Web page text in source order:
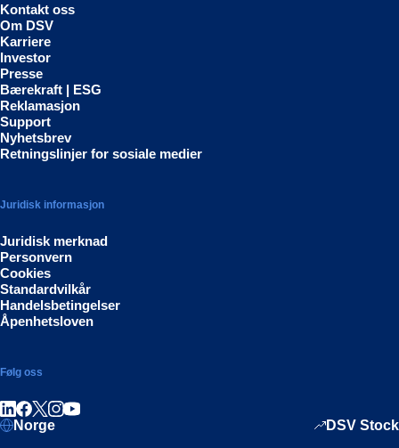
Kontakt oss
Om DSV
Karriere
Investor
Presse
Bærekraft | ESG
Reklamasjon
Support
Nyhetsbrev
Retningslinjer for sosiale medier
Juridisk informasjon
Juridisk merknad
Personvern
Cookies
Standardvilkår
Handelsbetingelser
Åpenhetsloven
Følg oss
Del på LinkedIn
Del på Facebook
Del på Instagram
Norge
DSV Stock